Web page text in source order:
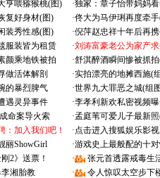
亨喂猕猴桃(图) ·独家：章子怡带妈妈
复好身材(图) ·佟大为马伊琍再度牵
装秀性感(图) ·倪萍赵忠祥十年后再
服装皆为租赁 ·刘涛富豪老公为家产
颜乘地铁被拍 ·舒淇醉酒瞬间惨被抓
做活体解剖 ·实拍漂亮的地摊西施(
的暴烈脾气 ·世界九大罪恶之城(组
遇灵异事件 ·李孝利新欢私密视频
成命案导火索 ·孟庭苇可爱儿子最新
：加入我们吧！ ·点击进入搜狐娱乐影
丽ShowGirl ·游戏史上最般配的十
刚2》送票！ ·
张元首透露戒毒生
湘胎教 · 令人惊叹太空步下